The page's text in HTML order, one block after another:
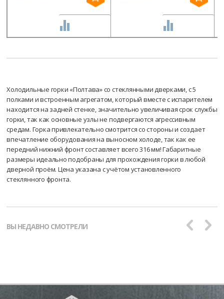
Холодильные горки «Полтава» со стеклянными дверками, с 5
полками и встроенным агрегатом, который вместе с испарителем
находится на задней стенке, значительно увеличивая срок службы
горки, так как основные узлы не подвергаются агрессивным
средам. Горка привлекательно смотрится со стороны и создает
впечатление оборудования на выносном холоде, так как ее
передний нижний фронт составляет всего 316 мм! Габаритные
размеры идеально подобраны для прохождения горки в любой
дверной проём. Цена указана с учётом установленного
стеклянного фронта.
ВЫ НЕДАВНО СМОТРЕЛИ